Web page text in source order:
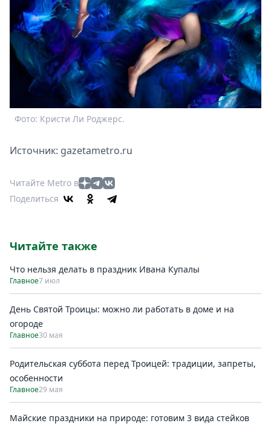
Фото: Кристи Ли Роджерс.
Источник: gazetametro.ru
Читайте Metro в
Поделиться
Читайте также
Что нельзя делать в праздник Ивана Купалы
Главное7 июл
День Святой Троицы: можно ли работать в доме и на
огороде
Главное30 мая
Родительская суббота перед Троицей: традиции, запреты,
особенности
Главное29 мая
Майские праздники на природе: готовим 3 вида стейков